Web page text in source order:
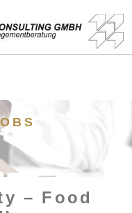
– Food